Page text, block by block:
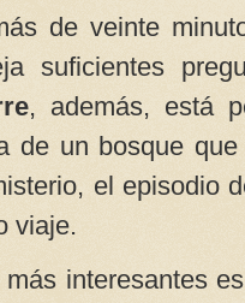
de veinte
suficientes
, además, está
de un bosque
el episodio
viaje.
interesantes